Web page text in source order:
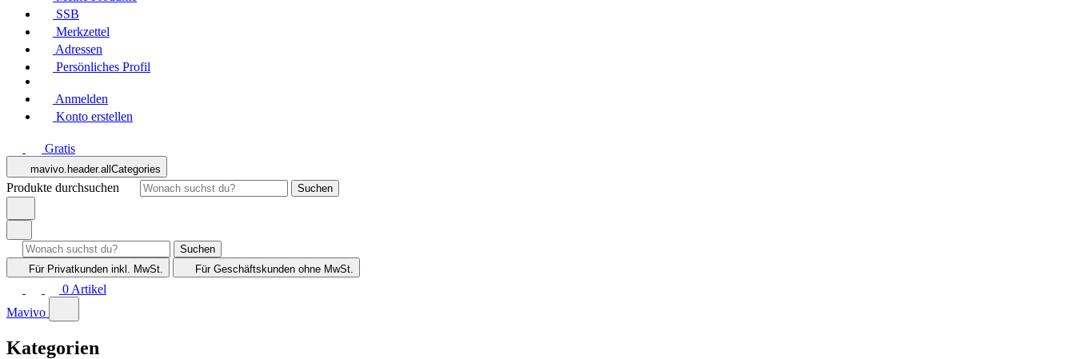
SSB
Merkzettel
Adressen
Persönliches Profil
Anmelden
Konto erstellen
Gratis
mavivo.header.allCategories
Produkte durchsuchen Suchen
Suchen
Für Privatkunden inkl. MwSt. Für Geschäftskunden ohne MwSt.
0 Artikel
Mavivo
Kategorien